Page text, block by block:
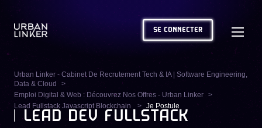
SE CONNECTER
Urban Linker - Cabinet De Recrutement Tech & IA | Software Engineering,
Data & Cloud
Emploi Digital & Web : Découvrez Nos Offres - Urban Linker
Lead Fullstack Javascript Blockchain
Je Postule
LEAD DEV FULLSTACK